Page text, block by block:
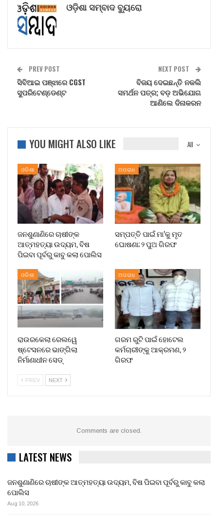
ଓଡ଼ିଶା ସମ୍ବାଦ ବ୍ୟୁରୋ
PREV POST
ସିବିଆଇ ପଞ୍ଝାରେ CGST
ସୁପରିଟେଣ୍ଡେଣ୍ଟ
NEXT POST
ବିଜୟ ଦେଇଛନ୍ତି ନକଲି
ସମର୍ଥନ ପତ୍ର; ବଡ଼ ଅଭିଯୋଗ
ଆଣିଲେ ଦିନାକରନ
All
YOU MIGHT ALSO LIKE
ଓଡିଶା
ଜନଶୁଣାଣିରେ ଚାଷୀଙ୍କ
ଆତ୍ମହତ୍ୟା ଉଦ୍ୟମ, ବିଷ
ପିଇବା ପୂର୍ବରୁ କାବୁ କଲା ପୋଲିସ
ଅପରାଧ
ସମ୍ପତ୍ତି ପାଇଁ ମା’କୁ ମୃତ
ଘୋଷଣା; ୨ ପୁଅ ଗିରଫ
ଓଡିଶା
ରାଉରକେଲା ରେଲୱେ
ଷ୍ଟେସନରେ ଭାଙ୍ଗିଲା
ନିର୍ମାଣାଧୀନ ସେଡ୍
ଅପରାଧ
ଗରମ ରୁଟି ପାଇଁ ହୋଟେଲ
କର୍ମଚାରୀଙ୍କୁ ଆକ୍ରମଣ, ୨
ଗିରଫ
PREV NEXT
Comments are closed.
LATEST NEWS
ଜନଶୁଣାଣିରେ ଚାଷୀଙ୍କ ଆତ୍ମହତ୍ୟା ଉଦ୍ୟମ, ବିଷ ପିଇବା ପୂର୍ବରୁ କାବୁ କଲା
ପୋଲିସ
Aug 10, 2026